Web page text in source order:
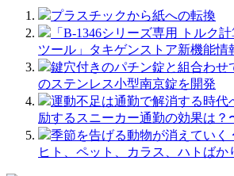
プラスチックから紙への転換
「B-1346シリーズ専用 トルク
ツール」タキゲンストア新機能情
鍵穴付きのパチン錠と組合わせ
のステンレス小型南京錠を開発
運動不足は通勤で解消する時代
励するスニーカー通勤の効果は？
季節を告げる動物が消えていく
ヒト、ペット、カラス、ハトばか